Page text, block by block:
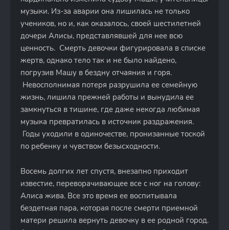
музыки. Из-за аварии она лишилась не только
учеников, но и, как оказалось, своей шестилетней
дочери Алисы, представлявшей для нее всю
ценность. Смерть девочки фигурировала в списке
жертв, однако тело так и не было найдено,
погрузив Машу в бездну отчаяния и горя.
Невосполнимая потеря разрушила ее семейную
жизнь, лишила прежней работы и вынудила ее
замкнуться в тишине, где даже некогда любимая
музыка превратилась в источник раздражения.
Годы уходили в одиночестве, пронизанные тоской
по ребенку и чувством безысходности.
Восемь долгих лет спустя, внезапно приходит
известие, переворачивающее все с ног на голову:
Алиса жива. Все это время ее воспитывала
бездетная пара, которая после смерти приемной
матери решила вернуть девочку в ее родной город.